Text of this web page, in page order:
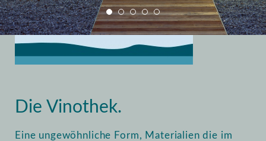
Die Vinothek.
Eine ungewöhnliche Form, Materialien die im